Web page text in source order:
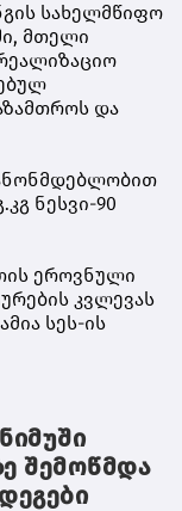
სახელმწიფო
მთელი
და
ნესვი-90
ეროვნული
კვლევას
სეს-ის
შემოწმდა